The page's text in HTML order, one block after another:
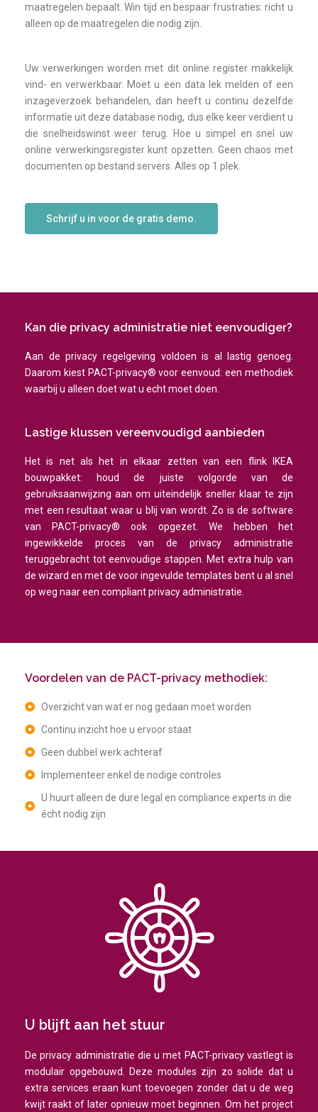
maatregelen bepaalt. Win tijd en bespaar frustraties: richt u
alleen op de maatregelen die nodig zijn.
Uw verwerkingen worden met dit online register makkelijk
vind- en verwerkbaar. Moet u een data lek melden of een
inzageverzoek behandelen, dan heeft u continu dezelfde
informatie uit deze database nodig, dus elke keer verdient u
die snelheidswinst weer terug. Hoe u simpel en snel uw
online verwerkingsregister kunt opzetten. Geen chaos met
documenten op bestand servers. Alles op 1 plek.
Schrijf u in voor de gratis demo.
Kan die privacy administratie niet eenvoudiger?
Aan de privacy regelgeving voldoen is al lastig genoeg.
Daarom kiest PACT-privacy® voor eenvoud: een methodiek
waarbij u alleen doet wat u echt moet doen.
Lastige klussen vereenvoudigd aanbieden
Het is net als het in elkaar zetten van een flink IKEA
bouwpakket: houd de juiste volgorde van de
gebruiksaanwijzing aan om uiteindelijk sneller klaar te zijn
met een resultaat waar u blij van wordt. Zo is de software
van PACT-privacy® ook opgezet. We hebben het
ingewikkelde proces van de privacy administratie
teruggebracht tot eenvoudige stappen. Met extra hulp van
de wizard en met de voor ingevulde templates bent u al snel
op weg naar een compliant privacy administratie.
Voordelen van de PACT-privacy methodiek:
Overzicht van wat er nog gedaan moet worden
Continu inzicht hoe u ervoor staat
Geen dubbel werk achteraf
Implementeer enkel de nodige controles
U huurt alleen de dure legal en compliance experts in die
écht nodig zijn
U blijft aan het stuur
De privacy administratie die u met PACT-privacy vastlegt is
modulair opgebouwd. Deze modules zijn zo solide dat u
extra services eraan kunt toevoegen zonder dat u de weg
kwijt raakt of later opnieuw moet beginnen. Om het project